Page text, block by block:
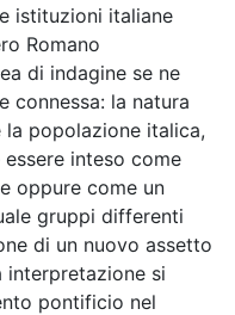
istituzioni italiane
Romano
di indagine se ne
connessa: la natura
popolazione italica,
inteso come
oppure come un
gruppi differenti
di un nuovo assetto
interpretazione si
pontificio nel